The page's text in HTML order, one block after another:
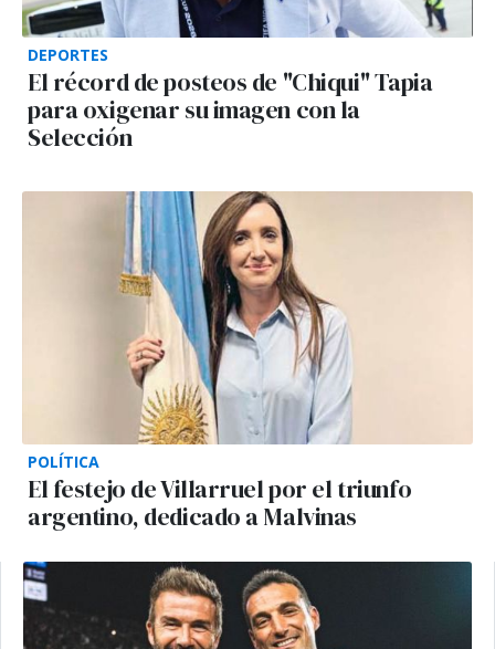
DEPORTES
El récord de posteos de "Chiqui" Tapia
para oxigenar su imagen con la
Selección
POLÍTICA
El festejo de Villarruel por el triunfo
argentino, dedicado a Malvinas